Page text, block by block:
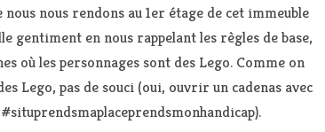
nous nous rendons au 1er étage de cet immeuble
gentiment en nous rappelant les règles de base,
où les personnages sont des Lego. Comme on
Lego, pas de souci (oui, ouvrir un cadenas avec